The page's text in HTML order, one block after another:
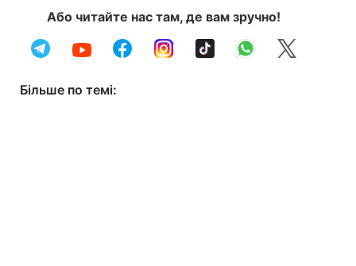
Або читайте нас там, де вам зручно!
Більше по темі: